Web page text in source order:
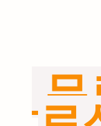
무